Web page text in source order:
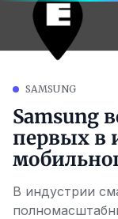
SAMSUNG
Samsung
первых в
В индустрии